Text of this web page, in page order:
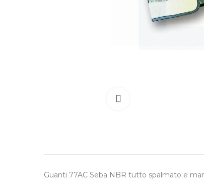
Guanti 77AC Seba NBR tutto spalmato e